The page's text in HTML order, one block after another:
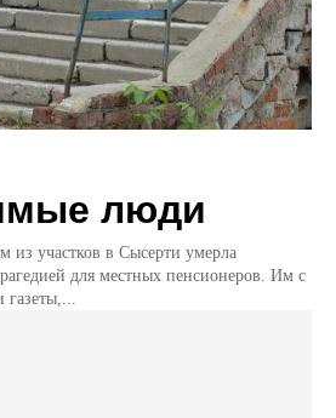
люди
из участков в Сысерти умерла
для местных пенсионеров. Им с
газеты,...